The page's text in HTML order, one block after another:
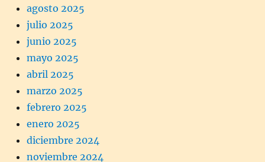
agosto 2025
julio 2025
junio 2025
mayo 2025
abril 2025
marzo 2025
febrero 2025
enero 2025
diciembre 2024
noviembre 2024